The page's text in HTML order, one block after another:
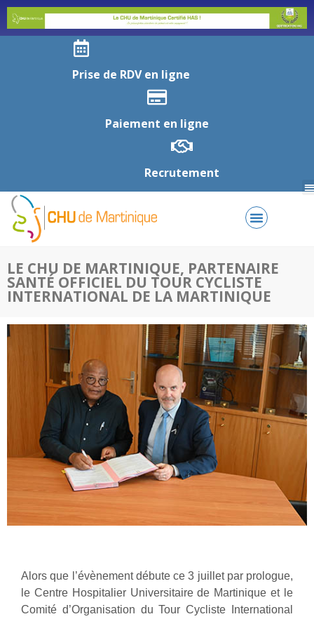
Prise de RDV en ligne
Paiement en ligne
Recrutement
LE CHU DE MARTINIQUE, PARTENAIRE
SANTÉ OFFICIEL DU TOUR CYCLISTE
INTERNATIONAL DE LA MARTINIQUE
Alors que l’évènement débute ce 3 juillet par prologue,
le Centre Hospitalier Universitaire de Martinique et le
Comité d’Organisation du Tour Cycliste International